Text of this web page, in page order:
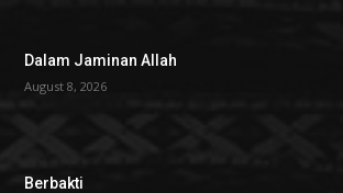
Dalam Jaminan Allah
August 8, 2026
Berbakti